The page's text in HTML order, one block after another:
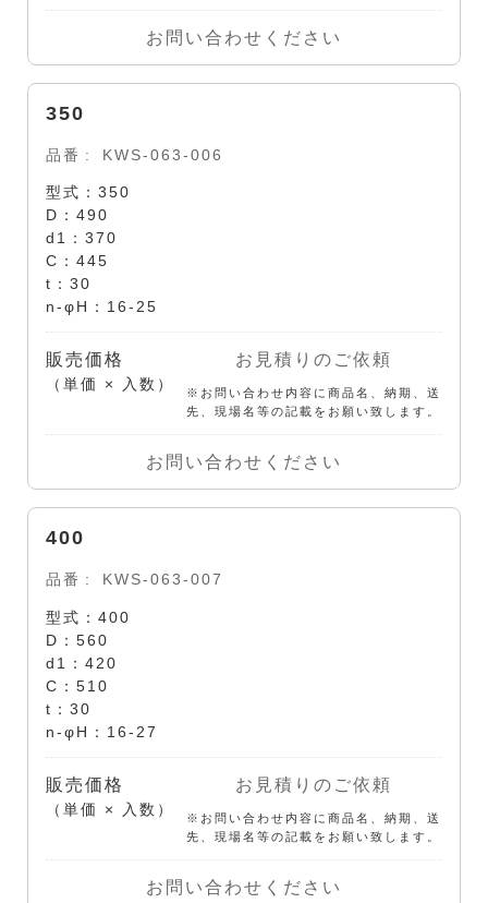
お問い合わせください
350
品番 KWS-063-006
型式：350
D：490
d1：370
C：445
t：30
n-φH：16-25
販売価格
（単価 × 入数）
お見積りのご依頼
※お問い合わせ内容に商品名、納期、送
先、現場名等の記載をお願い致します。
お問い合わせください
400
品番 KWS-063-007
型式：400
D：560
d1：420
C：510
t：30
n-φH：16-27
販売価格
（単価 × 入数）
お見積りのご依頼
※お問い合わせ内容に商品名、納期、送
先、現場名等の記載をお願い致します。
お問い合わせください